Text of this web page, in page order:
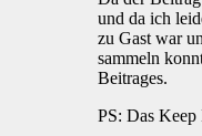
und da ich
zu Gast war
sammeln
Beitrages.
PS: Das